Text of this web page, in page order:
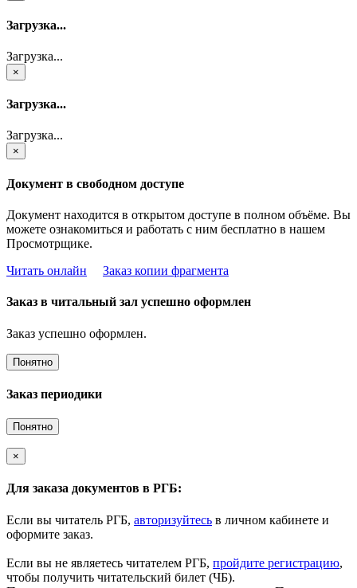
Загрузка...
Загрузка...
×
Загрузка...
Загрузка...
×
Документ в свободном доступе
Документ находится в открытом доступе в полном объёме. Вы
можете ознакомиться и работать с ним бесплатно в нашем
Просмотрщике.
Читать онлайн
Заказ копии фрагмента
Заказ в читальный зал успешно оформлен
Заказ успешно оформлен.
Понятно
Заказ периодики
Понятно
×
Для заказа документов в РГБ:
Если вы читатель РГБ, авторизуйтесь в личном кабинете и
оформите заказ.
Если вы не являетесь читателем РГБ, пройдите регистрацию,
чтобы получить читательский билет (ЧБ).